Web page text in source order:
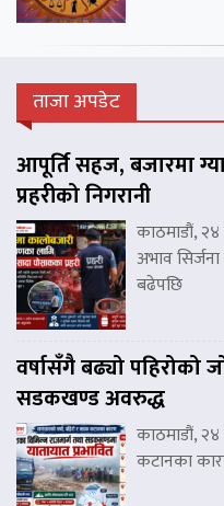
ताजा अपडेट
आपूर्ति सहज, बजारमा
प्रहरीको निगरानी
काठमाडौं,
अभाव
बढेपछि
वर्षासँगै बढ्यो पहिरोको
सडकखण्ड अवरुद्ध
काठमाडौं,
कटानका